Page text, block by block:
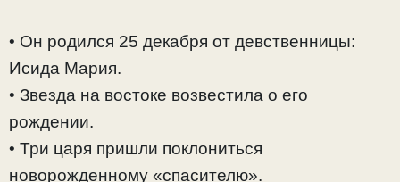
• Он родился 25 декабря от девственницы:
Исида Мария.
• Звезда на востоке возвестила о его
рождении.
• Три царя пришли поклониться
новорожденному «спасителю».